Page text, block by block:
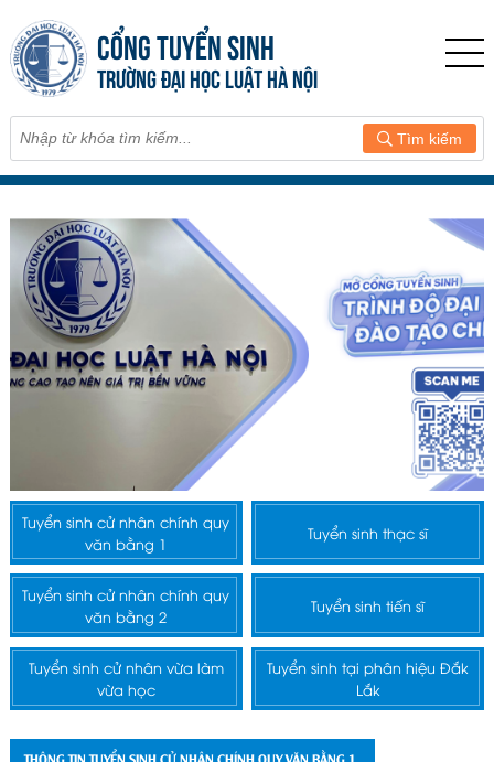
CỔNG TUYỂN SINH
TRƯỜNG ĐẠI HỌC LUẬT HÀ NỘI
Tìm kiếm
Tuyển sinh cử nhân chính quy
văn bằng 1
Tuyển sinh thạc sĩ
Tuyển sinh cử nhân chính quy
văn bằng 2
Tuyển sinh tiến sĩ
Tuyển sinh cử nhân vừa làm
vừa học
Tuyển sinh tại phân hiệu Đắk
Lắk